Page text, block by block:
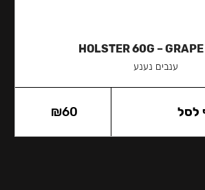
HOLSTER 60G –
ענבים נענע
₪60 לסל